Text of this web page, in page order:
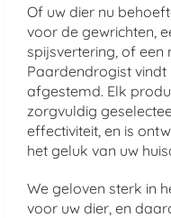
Of uw dier nu
voor de gewrichten,
spijsvertering, of een
Paardendrogist vindt
afgestemd. Elk
zorgvuldig
effectiviteit, en is
het geluk van uw
We geloven sterk in
voor uw dier, en